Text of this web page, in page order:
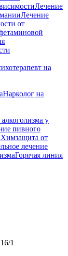
Лечение
Лечение
от
на
Нарколог на
у
пивного
Химзащита от
лечение
Горячая линия
1